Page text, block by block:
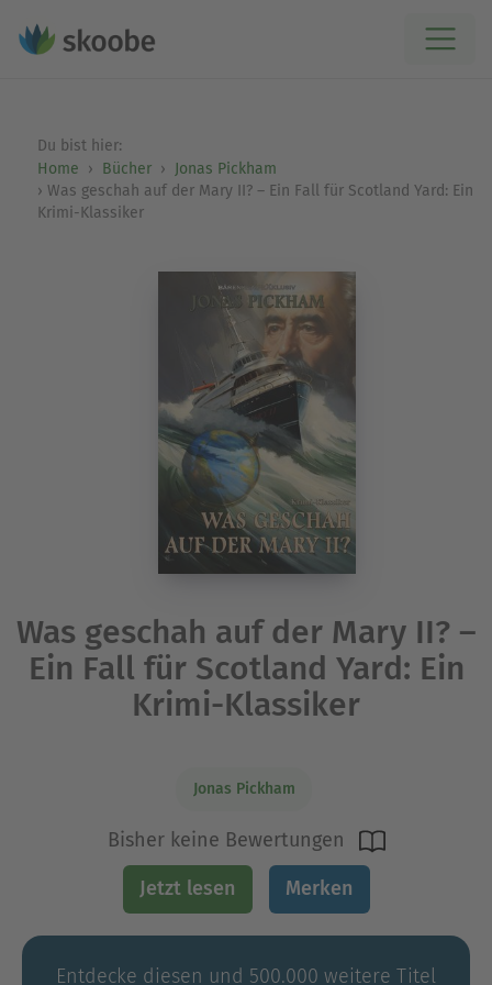
Du bist hier:
Home
Bücher
Jonas Pickham
Was geschah auf der Mary II? – Ein Fall für Scotland Yard: Ein
Krimi-Klassiker
Was geschah auf der Mary II? –
Ein Fall für Scotland Yard: Ein
Krimi-Klassiker
Jonas Pickham
Bisher keine Bewertungen
Jetzt lesen Merken
Entdecke diesen und 500.000 weitere Titel